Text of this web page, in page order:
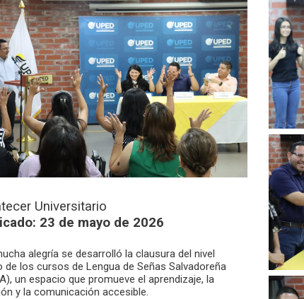
Universitario
23 de mayo de 2026
alegría se desarrolló la clausura del nivel
de los cursos de Lengua de Señas Salvadoreña
un espacio que promueve el aprendizaje, la
y la comunicación accesible.